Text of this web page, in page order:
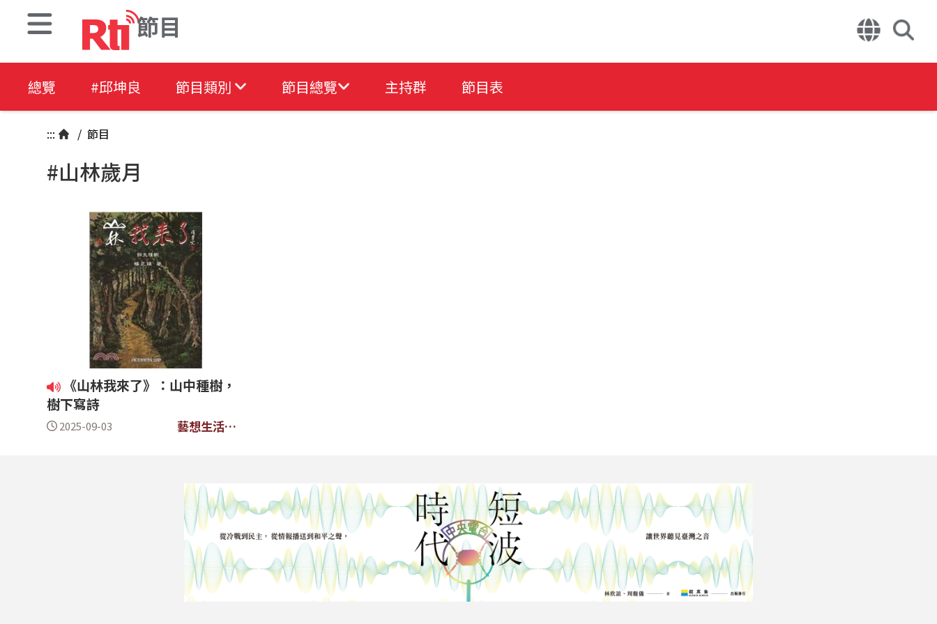
節目
總覽 #邱坤良 節目類別 節目總覽 主持群 節目表
::: / 節目
#山林歲月
《山林我來了》：山中種樹，
樹下寫詩
2025-09-03
藝想生活美